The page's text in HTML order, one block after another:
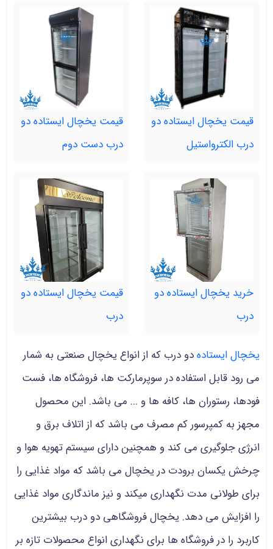
قیمت یخچال ایستاده دو
درب الکترواستیل
قیمت یخچال ایستاده دو
درب دست دوم
خرید یخچال ایستاده دو
درب
قیمت یخچال ایستاده دو
درب
یخچال ایستادهدو درب که از انواع یخچال صنعتی به شمار
می رود قابل استفاده در سوپرمارکت ها، فروشگاه ها، فست
فودها، رستوران ها، کافه ها و ... می باشد. این محصول
مجهز به کمپرسور کم مصرف می باشد که از اتلاف برق و
انرژی جلوگیری می کند و همچنین دارای سیستم تهویه هوا و
چرخش یکسان برودت در یخچال می باشد که مواد غذایی را
برای طولانی مدت نگهداری میکند و نیز ماندگاری مواد غذایی
را افزایش می دهد. یخچال فروشگاهی دو درب بیشترین
کاربرد را در فروشگاه ها برای نگهداری انواع محصولات تازه بر